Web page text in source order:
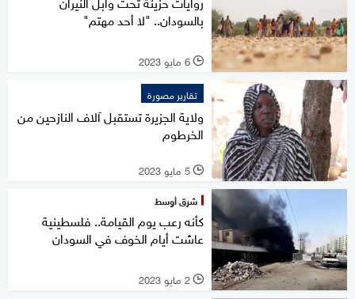
بالسودان.. "لا أحد مهتم"
l 6 مايو 2023
تقارير مصورة
ولاية الجزيرة تستقبل آلاف النازحين من
الخرطوم
l 5 مايو 2023
شرق أوسط
كأنه رعب يوم القيامة.. فلسطينية
عاشت أيام الخوف في السودان
l 2 مايو 2023